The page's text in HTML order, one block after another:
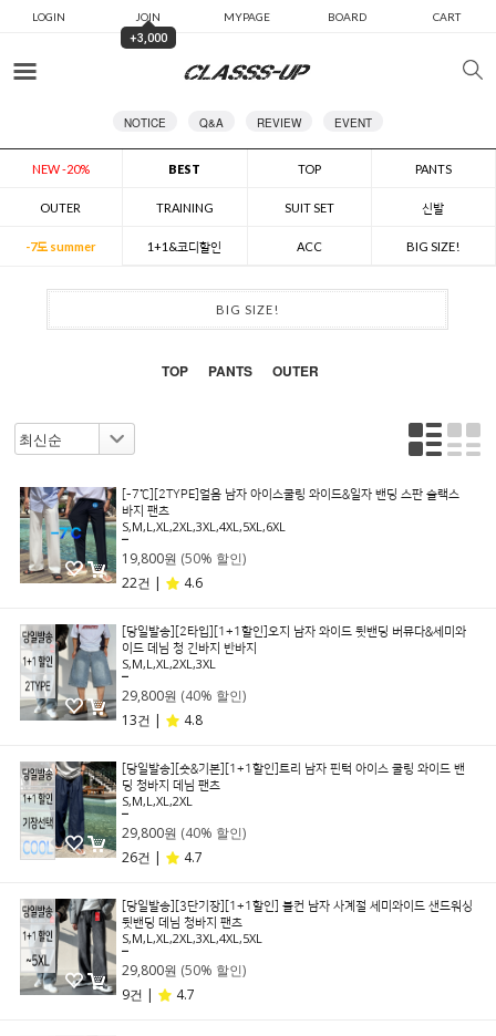
LOGIN JOIN MYPAGE BOARD CART
+3,000
NOTICE Q&A REVIEW EVENT
NEW -20% BEST TOP PANTS
OUTER TRAINING SUIT SET 신발
-7도 summer 1+1&코디할인 ACC BIG SIZE!
BIG SIZE!
TOP PANTS OUTER
[-7℃][2TYPE]얼음 남자 아이스쿨링 와이드&일자 밴딩 스판 슬랙스
바지 팬츠
S,M,L,XL,2XL,3XL,4XL,5XL,6XL
19,800원 (50% 할인)
22건 |
4.6
[당일발송][2타입][1+1할인]오지 남자 와이드 뒷밴딩 버뮤다&세미와
이드 데님 청 긴바지 반바지
S,M,L,XL,2XL,3XL
29,800원 (40% 할인)
13건 |
4.8
[당일발송][숏&기본][1+1할인]트리 남자 핀턱 아이스 쿨링 와이드 밴
딩 청바지 데님 팬츠
S,M,L,XL,2XL
29,800원 (40% 할인)
26건 |
4.7
[당일발송][3단기장][1+1할인] 블컨 남자 사계절 세미와이드 샌드워싱
뒷밴딩 데님 청바지 팬츠
S,M,L,XL,2XL,3XL,4XL,5XL
29,800원 (50% 할인)
9건 |
4.7